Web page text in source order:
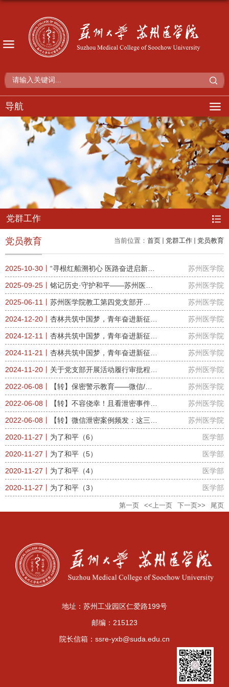
导航
党群工作
当前位置： 首页 党群工作 党员教育
党员教育
2025-10-30丨 “寻根红船溯初心 医路奋进启新程”
——苏州医学院教工第四党支部...
苏州医学院
2025-09-25丨 铭记历史·守护和平——苏州医学
院教职工党员集中观影《731》
苏州医学院
2025-06-11丨 苏州医学院教工第四党支部开
展“牢记党员身份 青春逐梦未来”主...
苏州医学院
2024-12-20丨 杏林共筑中国梦，青年奋进新征程
——记苏州医学院分党校2024年下...
苏州医学院
2024-12-11丨 杏林共筑中国梦，青年奋进新征程
——记2024年苏州大学苏州医学院...
苏州医学院
2024-11-21丨 杏林共筑中国梦，青年奋进新征程
——记2024年苏州大学苏州医学院...
苏州医学院
2024-11-20丨 关于党支部开展活动履行审批程序
苏州医学院
2022-06-08丨
【转】保密警示教育——微信/微
信群失泄密案例
苏州医学院
2022-06-08丨
【转】不容侥幸！且看泄密事件
苏州医学院
2022-06-08丨
【转】微信泄密案例频发：这三点
机关、单位要掌握
苏州医学院
2020-11-27丨 为了和平（6） 医学部
2020-11-27丨 为了和平（5） 医学部
2020-11-27丨 为了和平（4） 医学部
2020-11-27丨 为了和平（3） 医学部
第一页 <<上一页 下一页>> 尾页
地址：苏州工业园区仁爱路199号
邮编：215123
院长信箱：ssre-yxb@suda.edu.cn